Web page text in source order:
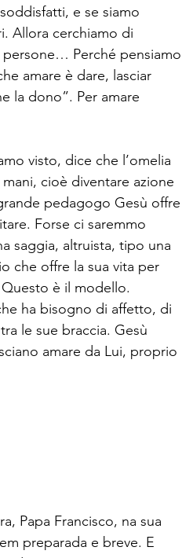
e se siamo
Allora cerchiamo di
Perché pensiamo
amare è dare, lasciar
la dono”. Per amare
visto, dice che l’omelia
cioè diventare azione
pedagogo Gesù offre
Forse ci saremmo
saggia, altruista, tipo una
che offre la sua vita per
è il modello.
ha bisogno di affetto, di
le sue braccia. Gesù
amare da Lui, proprio
Papa Francisco, na sua
preparada e breve. E